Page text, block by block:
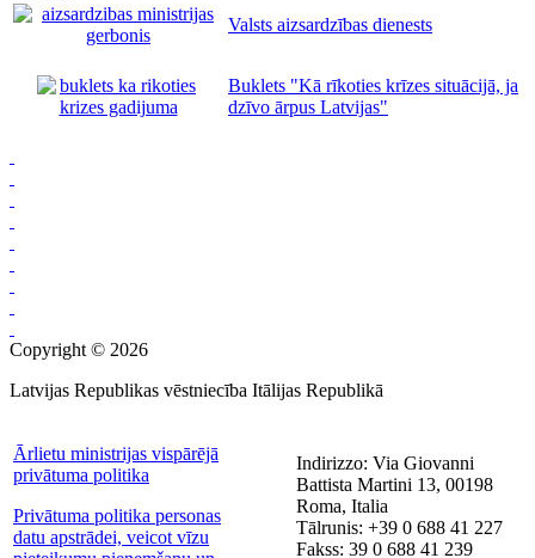
Valsts aizsardzības dienests
Buklets "Kā rīkoties krīzes situācijā, ja
dzīvo ārpus Latvijas"
Copyright © 2026
Latvijas Republikas vēstniecība Itālijas Republikā
Ārlietu ministrijas vispārējā
privātuma politika
Privātuma politika personas
datu apstrādei, veicot vīzu
Indirizzo: Via Giovanni
Battista Martini 13, 00198
Roma, Italia
Tālrunis: +39 0 688 41 227
Fakss: 39 0 688 41 239